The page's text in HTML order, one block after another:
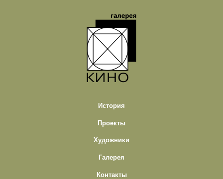
История
Проекты
Художники
Галерея
Контакты